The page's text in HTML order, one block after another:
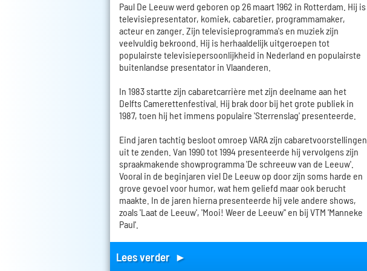
Paul De Leeuw werd geboren op 26 maart 1962 in Rotterdam. Hij is
televisiepresentator, komiek, cabaretier, programmamaker,
acteur en zanger. Zijn televisieprogramma's en muziek zijn
veelvuldig bekroond. Hij is herhaaldelijk uitgeroepen tot
populairste televisiepersoonlijkheid in Nederland en populairste
buitenlandse presentator in Vlaanderen.
In 1983 startte zijn cabaretcarrière met zijn deelname aan het
Delfts Camerettenfestival. Hij brak door bij het grote publiek in
1987, toen hij het immens populaire 'Sterrenslag' presenteerde.
Eind jaren tachtig besloot omroep VARA zijn cabaretvoorstellingen
uit te zenden. Van 1990 tot 1994 presenteerde hij vervolgens zijn
spraakmakende showprogramma 'De schreeuw van de Leeuw'.
Vooral in de beginjaren viel De Leeuw op door zijn soms harde en
grove gevoel voor humor, wat hem geliefd maar ook berucht
maakte. In de jaren hierna presenteerde hij vele andere shows,
zoals 'Laat de Leeuw', 'Mooi! Weer de Leeuw'' en bij VTM 'Manneke
Paul'.
Lees verder ►